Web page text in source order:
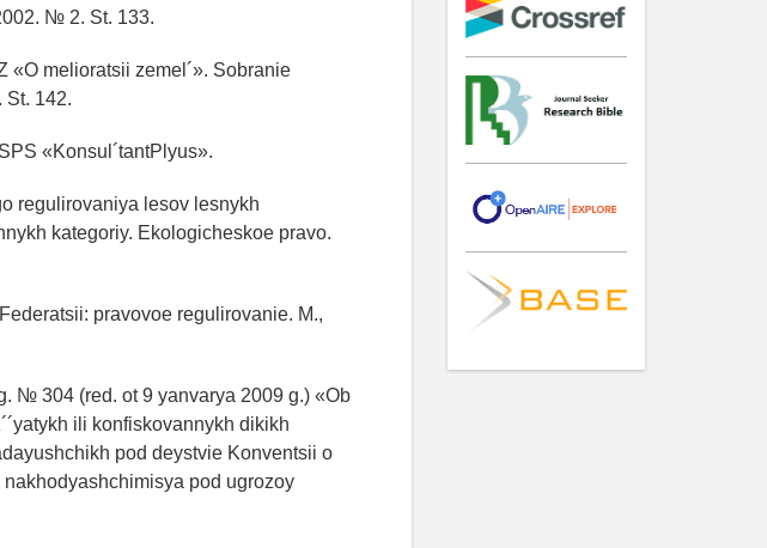
№ 2. St. 133.
«O melioratsii zemel´». Sobranie
St. 142.
«Konsul´tantPlyus».
regulirovaniya lesov lesnykh
kategoriy. Ekologicheskoe pravo.
pravovoe regulirovanie. M.,
№ 304 (red. ot 9 yanvarya 2009 g.) «Ob
ili konfiskovannykh dikikh
pod deystvie Konventsii o
pod ugrozoy